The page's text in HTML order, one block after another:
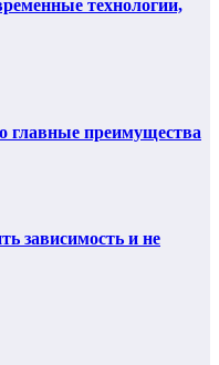
технологии,
главные преимущества
зависимость и не